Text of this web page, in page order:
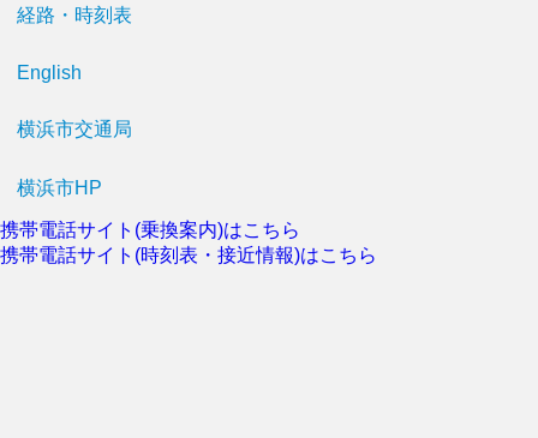
経路・時刻表
English
横浜市交通局
横浜市HP
携帯電話サイト(乗換案内)はこちら
携帯電話サイト(時刻表・接近情報)はこちら